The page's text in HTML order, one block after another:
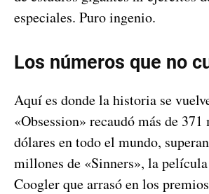
especiales. Puro ingenio.
Los números que no
Aquí es donde la historia se
«Obsession» recaudó más de
dólares en todo el mundo,
millones de «Sinners», la película
Coogler que arrasó en los